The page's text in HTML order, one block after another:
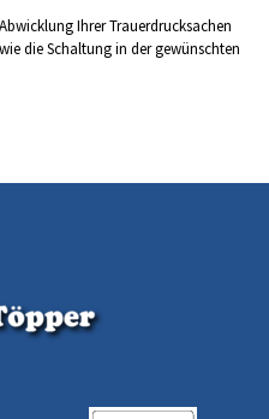
Ihrer Trauerdrucksachen
die Schaltung in der gewünschten